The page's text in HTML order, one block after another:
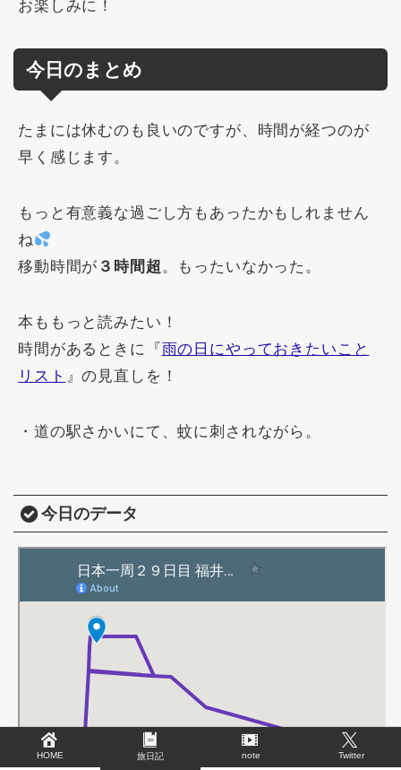
お楽しみに！
今日のまとめ
たまには休むのも良いのですが、時間が経つのが
早く感じます。
もっと有意義な過ごし方もあったかもしれません
ね
移動時間が ３時間超。もったいなかった。
本ももっと読みたい！
時間があるときに『 雨の日にやっておきたいこと
リスト 』の見直しを！
・道の駅さかいにて、蚊に刺されながら。
今日のデータ
HOME 旅日記 note Twitter